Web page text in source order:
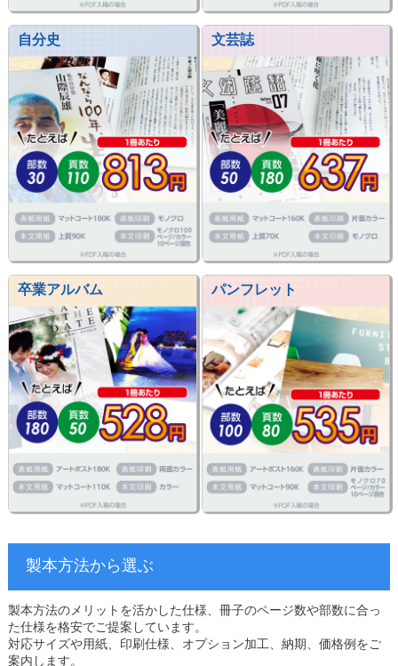
自分史 文芸誌
卒業アルバム パンフレット
製本方法から選ぶ
製本方法のメリットを活かした仕様、冊子のページ数や部数に合っ
た仕様を格安でご提案しています。
対応サイズや用紙、印刷仕様、オプション加工、納期、価格例をご
案内します。